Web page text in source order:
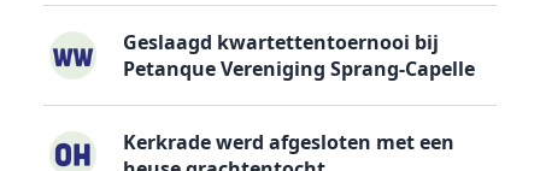
Geslaagd kwartettentoernooi bij
Petanque Vereniging Sprang-Capelle
Kerkrade werd afgesloten met een